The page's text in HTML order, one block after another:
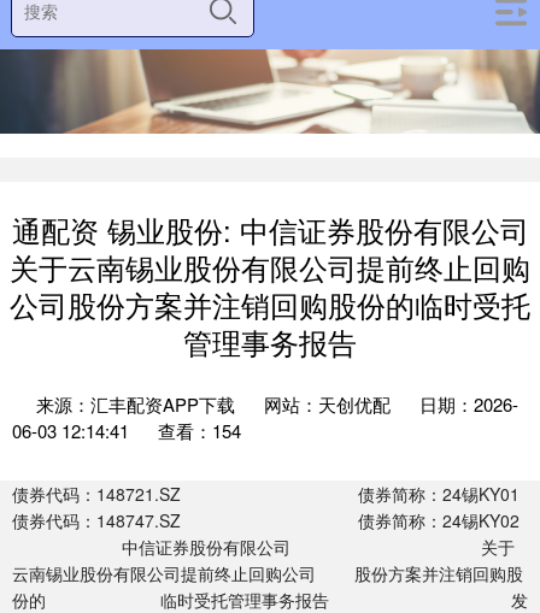
通配资 锡业股份: 中信证券股份有限公司
关于云南锡业股份有限公司提前终止回购
公司股份方案并注销回购股份的临时受托
管理事务报告
来源：汇丰配资APP下载 网站：天创优配
日期：2026-
06-03 12:14:41
查看：154
债券代码：148721.SZ 债券简称：24锡KY01
债券代码：148747.SZ 债券简称：24锡KY02
中信证券股份有限公司 关于
云南锡业股份有限公司提前终止回购公司 股份方案并注销回购股
份的 临时受托管理事务报告 发